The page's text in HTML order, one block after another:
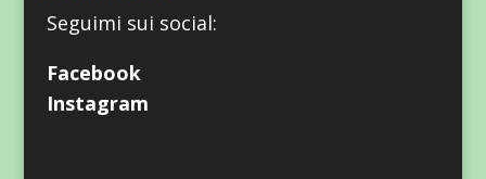
Seguimi sui social:
Facebook
Instagram